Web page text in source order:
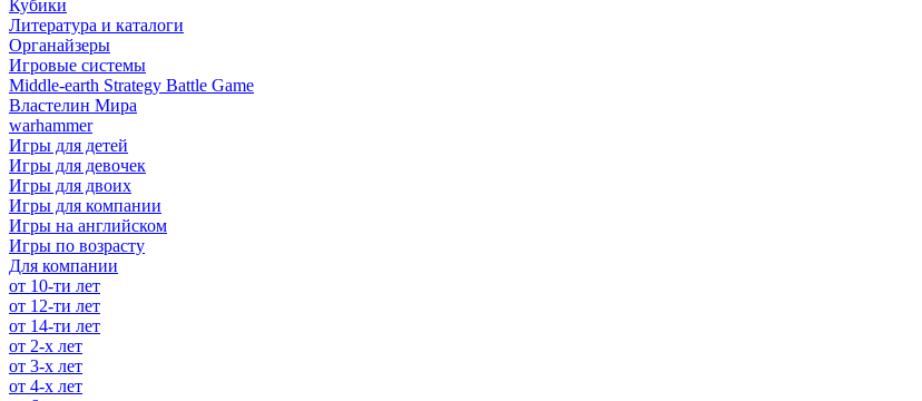
Кубики
Литература и каталоги
Органайзеры
Игровые системы
Middle-earth Strategy Battle Game
Властелин Мира
warhammer
Игры для детей
Игры для девочек
Игры для двоих
Игры для компании
Игры на английском
Игры по возрасту
Для компании
от 10-ти лет
от 12-ти лет
от 14-ти лет
от 2-х лет
от 3-х лет
от 4-х лет